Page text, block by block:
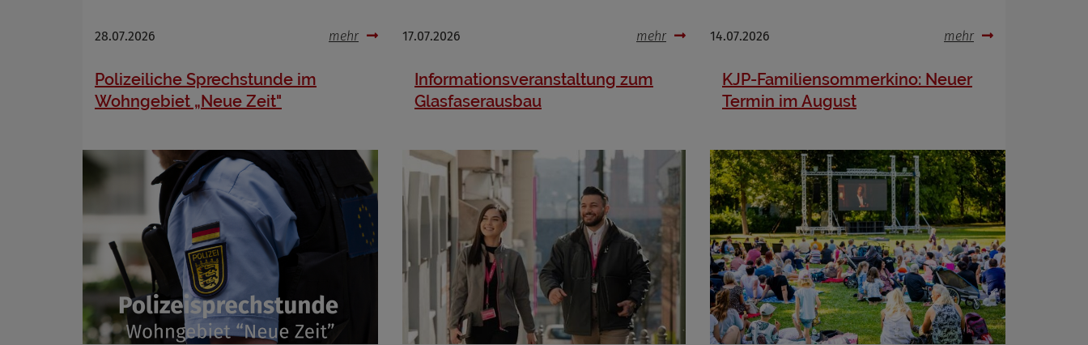
28.07.2026 mehr 17.07.2026 mehr 14.07.2026 mehr
Polizeiliche Sprechstunde im
Wohngebiet „Neue Zeit"
Informationsveranstaltung zum
Glasfaserausbau
KJP-Familiensommerkino: Neuer
Termin im August